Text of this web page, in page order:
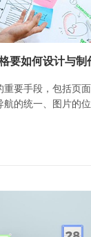
要如何设计与制
要手段，包括页面
的统一、图片的
公司联系信息等